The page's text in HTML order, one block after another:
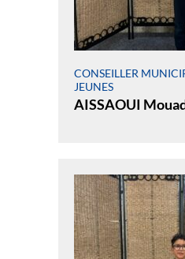
CONSEILLER
JEUNES
AISSAOUI